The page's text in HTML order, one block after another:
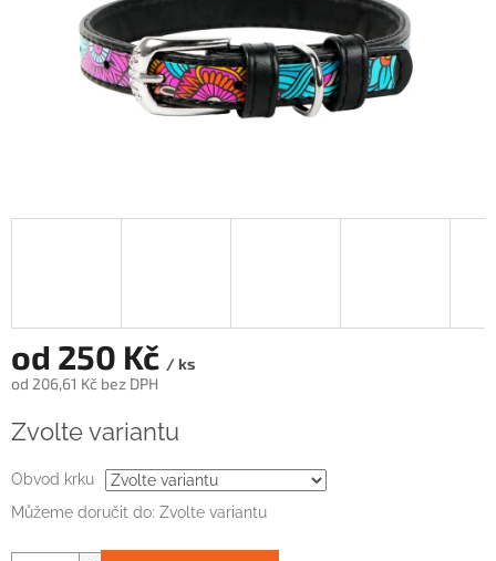
od 250 Kč / ks
od 206,61 Kč bez DPH
cena:
Zvolte variantu
Obvod krku
Můžeme doručit do: Zvolte variantu